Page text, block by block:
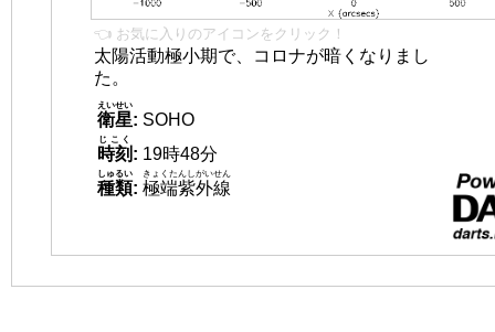
👈 お気に入りのアイコンをクリック！
太陽活動極小期で、コロナが暗くなりまし
た。
衛星
えいせい
: SOHO
時刻
じこく
: 19時48分
種類
しゅるい
: 極端紫外線
きょくたんしがいせん